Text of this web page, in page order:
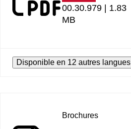
00.30.979 | 1.83
MB
Disponible en 12 autres langues
Brochures